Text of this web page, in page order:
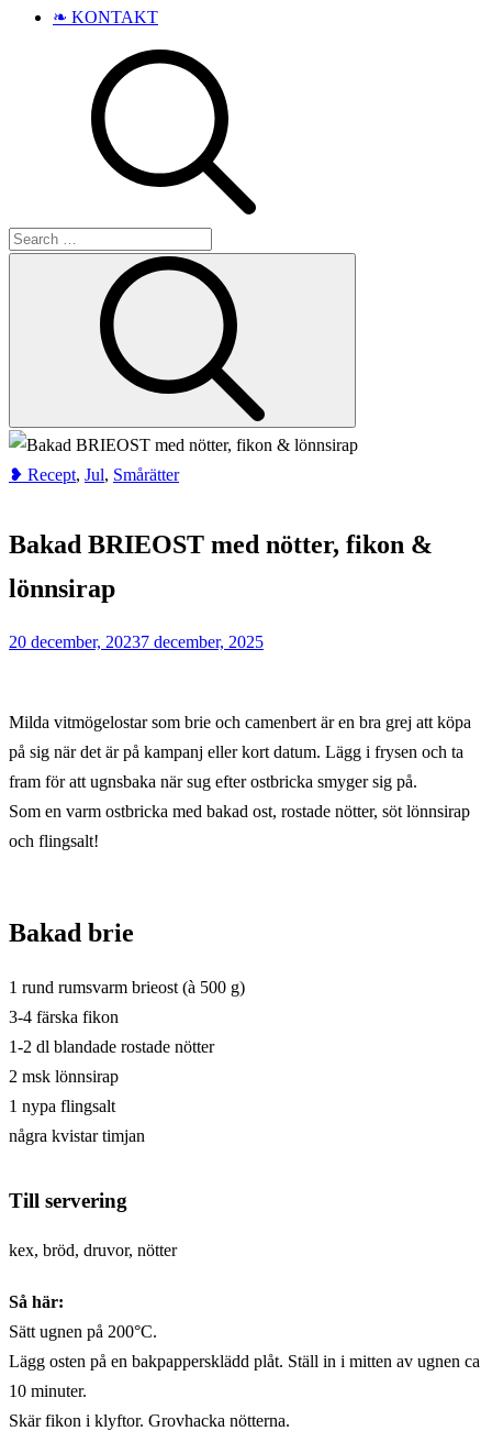
❧ KONTAKT
Search
Bakad
BRIEOST
nötter,
lönnsirap
❥ Recept, Jul, Smårätter
Bakad BRIEOST med nötter, fikon &
lönnsirap
20 december, 20237 december, 2025
Milda vitmögelostar som brie och camenbert är en bra grej att köpa
på sig när det är på kampanj eller kort datum. Lägg i frysen och ta
fram för att ugnsbaka när sug efter ostbricka smyger sig på.
Som en varm ostbricka med bakad ost, rostade nötter, söt lönnsirap
och flingsalt!
Bakad brie
1 rund rumsvarm brieost (à 500 g)
3-4 färska fikon
1-2 dl blandade rostade nötter
2 msk lönnsirap
1 nypa flingsalt
några kvistar timjan
Till servering
kex, bröd, druvor, nötter
Så här:
Sätt ugnen på 200°C.
Lägg osten på en bakpappersklädd plåt. Ställ in i mitten av ugnen ca
10 minuter.
Skär fikon i klyftor. Grovhacka nötterna.